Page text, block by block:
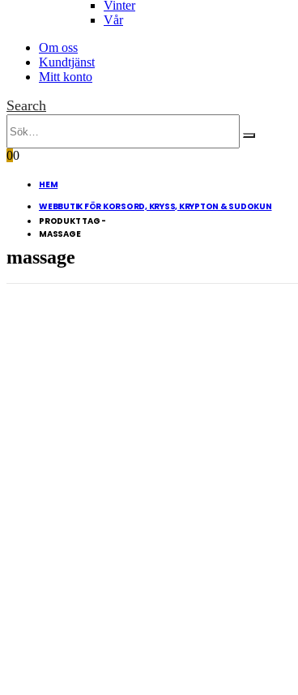
Vinter
Vår
Om oss
Kundtjänst
Mitt konto
Search
00
HEM
WEBBUTIK FÖR KORSORD, KRYSS, KRYPTON & SUDOKUN
PRODUKT TAG -
MASSAGE
massage